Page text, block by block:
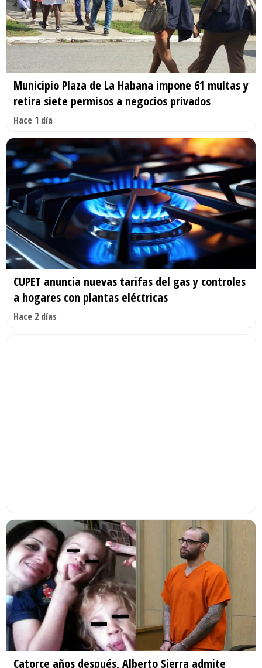
Municipio Plaza de La Habana impone 61 multas y
retira siete permisos a negocios privados
Hace 1 día
CUPET anuncia nuevas tarifas del gas y controles
a hogares con plantas eléctricas
Hace 2 días
Catorce años después, Alberto Sierra admite